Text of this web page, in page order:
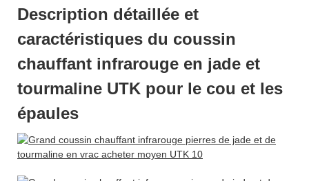
Description détaillée et
caractéristiques du coussin
chauffant infrarouge en jade et
tourmaline UTK pour le cou et les
épaules